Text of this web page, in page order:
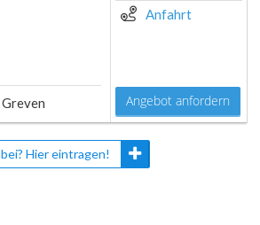
Anfahrt
Angebot anfordern
Hier eintragen!